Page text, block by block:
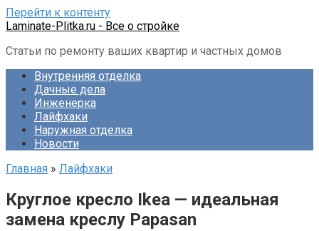
Перейти к контенту
Laminate-Plitka.ru - Все о стройке
Статьи по ремонту ваших квартир и частных домов
Внутренняя отделка
Дачные дела
Инженерка
Лайфхаки
Наружная отделка
Новости
Главная » Лайфхаки
Круглое кресло Ikea — идеальная
замена креслу Papasan